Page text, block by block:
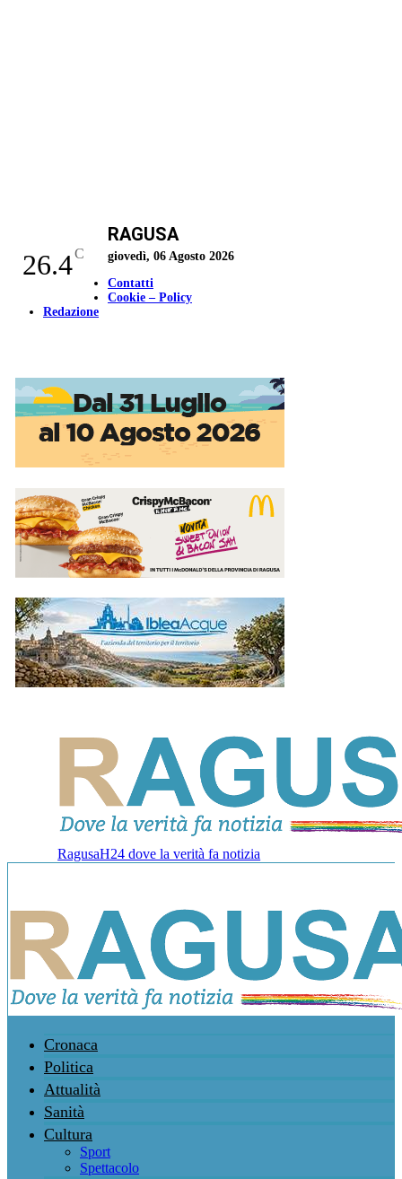
26.4C
RAGUSA
giovedì, 06 Agosto 2026
Contatti
Cookie – Policy
Redazione
RagusaH24 dove la verità fa notizia
Cronaca
Politica
Attualità
Sanità
Cultura
Sport
Spettacolo